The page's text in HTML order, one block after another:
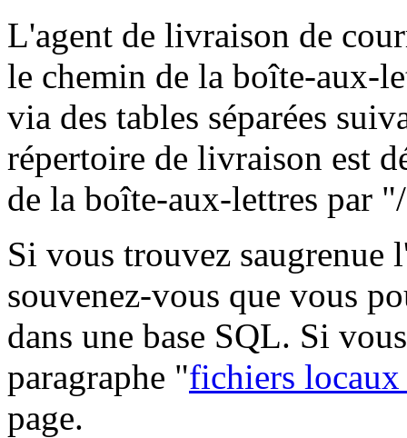
L'agent de livraison de
le chemin de la boîte-aux-
via des tables séparées
répertoire de livraison est
de la boîte-aux-lettres par
Si vous trouvez saugrenue
souvenez-vous que vous
dans une base SQL. Si
paragraphe "fichiers locaux
page.